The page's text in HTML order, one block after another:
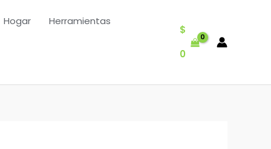
Hogar Herramientas
$
0